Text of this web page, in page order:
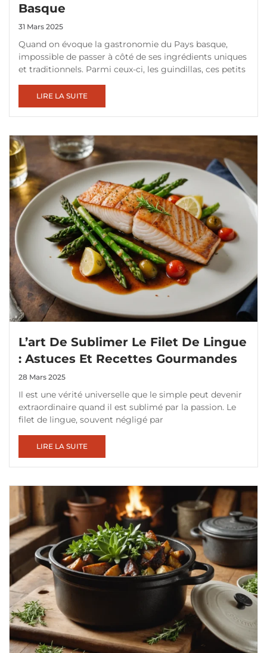
Basque
31 Mars 2025
Quand on évoque la gastronomie du Pays basque,
impossible de passer à côté de ses ingrédients uniques
et traditionnels. Parmi ceux-ci, les guindillas, ces petits
LIRE LA SUITE
L’art De Sublimer Le Filet De Lingue
: Astuces Et Recettes Gourmandes
28 Mars 2025
Il est une vérité universelle que le simple peut devenir
extraordinaire quand il est sublimé par la passion. Le
filet de lingue, souvent négligé par
LIRE LA SUITE